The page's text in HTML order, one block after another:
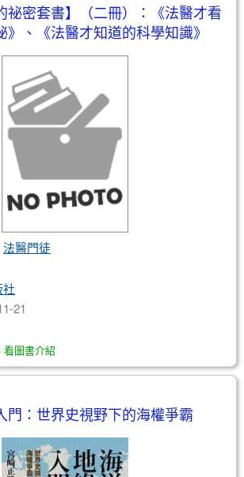
祕密套書】（二冊）：《法醫才看
、《法醫才知道的科學知識》
法醫門徒
21
看圖書介紹
門：世界史視野下的海權爭霸